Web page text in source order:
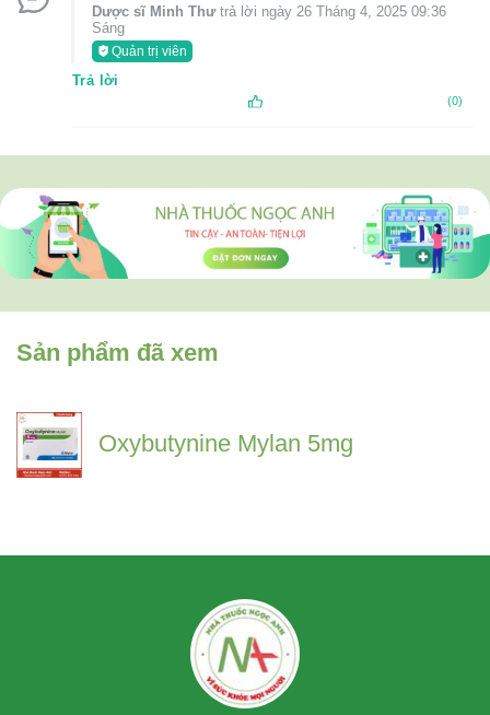
Dược sĩ Minh Thưtrả lời ngày 26 Tháng 4, 2025 09:36
Sáng
Quản trị viên
Trả lời
(0)
Sản phẩm đã xem
Oxybutynine Mylan 5mg